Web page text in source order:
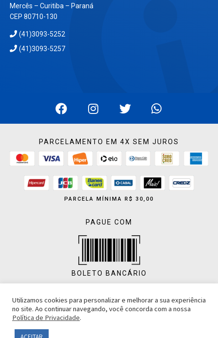
Mercês – Curitiba – Paraná
CEP 80710-130
(41)3093-5252
(41)3093-5257
PARCELAMENTO EM 4X SEM JUROS
PARCELA MÍNIMA R$ 30,00
PAGUE COM
BOLETO BANCÁRIO
Utilizamos cookies para personalizar e melhorar a sua experiência
no site. Ao continuar navegando, você concorda com a nossa
Política de Privacidade.